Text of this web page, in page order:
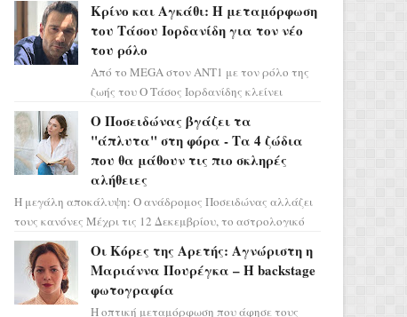
η αισθητική του ξεπερνά κάθε π...
Κρίνο και Αγκάθι: Η μεταμόρφωση
του Τάσου Ιορδανίδη για τον νέο
του ρόλο
Από το MEGA στον ΑΝΤ1 με τον ρόλο της
ζωής του Ο Τάσος Ιορδανίδης κλείνει
επιτυχίας «Μια Νύχτα Μόνο» ...
Ο Ποσειδώνας βγάζει τα
"άπλυτα" στη φόρα - Τα 4 ζώδια
που θα μάθουν τις πιο σκληρές
αλήθειες
Η μεγάλη αποκάλυψη: Ο ανάδρομος Ποσειδώνας αλλάζει
τους κανόνες Μέχρι τις 12 Δεκεμβρίου, το αστρολογικό
σκηνικό θυμίζει ταινία μυστηρίου ...
Οι Κόρες της Αρετής: Αγνώριστη η
Μαριάννα Πουρέγκα – H backstage
φωτογραφία
Η οπτική μεταμόρφωση που άφησε τους